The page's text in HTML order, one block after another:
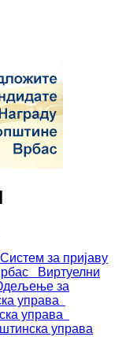
Систем за пријаву
Виртуелни
за
управа
управа
управа